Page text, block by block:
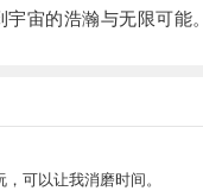
宙的浩瀚与无限可能。
可以让我消磨时间。